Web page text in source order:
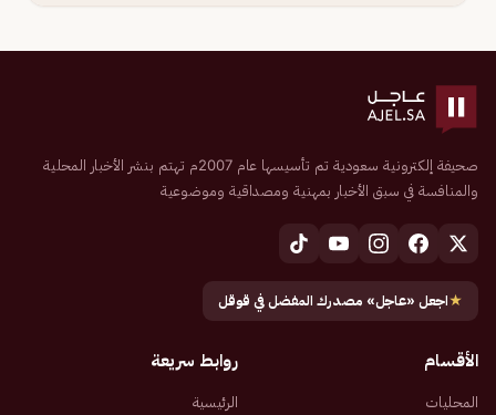
صحيفة إلكترونية سعودية تم تأسيسها عام 2007م تهتم بنشر الأخبار المحلية
والمنافسة في سبق الأخبار بمهنية ومصداقية وموضوعية
★اجعل «عاجل» مصدرك المفضل في قوقل
الأقسام
المحليات
روابط سريعة
الرئيسية